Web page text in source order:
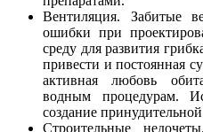
Вентиляция. Забитые
ошибки при
среду для развития
привести и постоянная
активная любовь
водным процедурам.
создание
Строительные